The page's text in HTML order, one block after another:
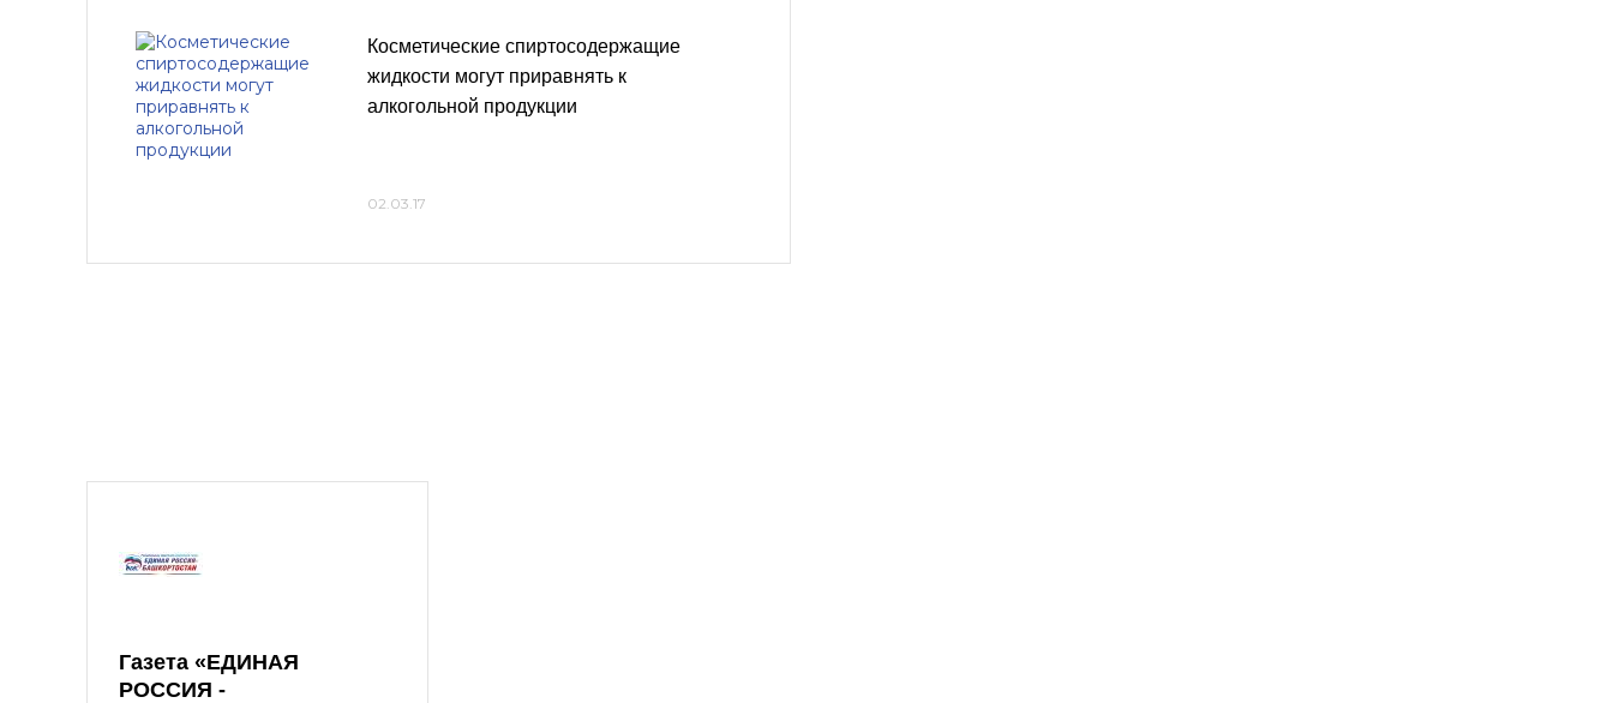
Косметические спиртосодержащие
жидкости могут приравнять к
алкогольной продукции
02.03.17
Газета «ЕДИНАЯ
РОССИЯ -